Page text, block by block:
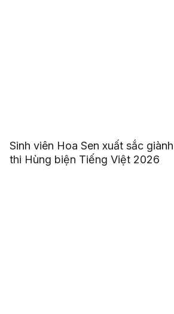
Sinh viên Hoa Sen xuất sắc
thi Hùng biện Tiếng Việt 2026